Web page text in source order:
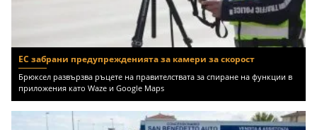
ЕС забрани предупрежденията за камери за скорост
Брюксел развързва ръцете на правителствата за спиране на функции в
приложения като Waze и Google Maps